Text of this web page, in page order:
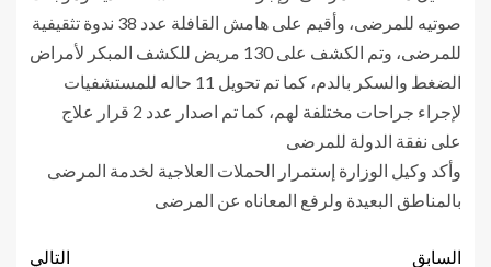
صوتيه للمرضى، وأقيم على هامش القافلة عدد 38 ندوة تثقيفية
للمرضى، وتم الكشف على 130 مريض للكشف المبكر لأمراض
الضغط والسكر بالدم، كما تم تحويل 11 حاله للمستشفيات
لإجراء جراحات مختلفة لهم، كما تم اصدار عدد 2 قرار علاج
على نفقة الدولة للمرضى
وأكد وكيل الوزارة إستمرار الحملات العلاجية لخدمة المرضى
بالمناطق البعيدة ولرفع المعاناه عن المرضى
السابق
التالي